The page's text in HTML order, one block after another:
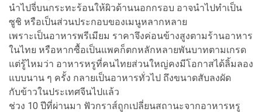
นำไปจี่บนกระทะร้อนให้ผิวด้านนอกกรอบ อาจนำไปทำเป็น
ซูชิ หรือเป็นส่วนประกอบของเมนูหลากหลาย
เพราะเป็นอาหารพรีเมียม ราคาจึงค่อนข้างสูงตามร้านอาหาร
ในไทย หรือหากซื้อเป็นแพคก็ตกหลักหลายพันบาทตามเกรด
แต่รู้ไหมว่า อาหารหรูที่คนไทยส่วนใหญ่คงมีโอกาสได้ลิ้มลอง
แบบนาน ๆ ครั้ง กลายเป็นอาหารทั่วไป ถึงขนาดสับลงผัด
กับข้าวในประเทศจีนไปแล้ว
ช่วง 10 ปีที่ผ่านมา ฟัวกราส์ถูกเปลี่ยนสถานะจากอาหารหรู